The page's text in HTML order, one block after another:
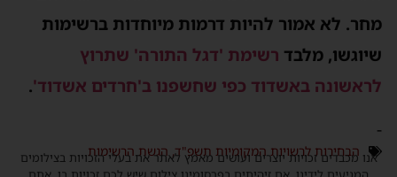
מחר. לא אמור להיות דרמות מיוחדות ברשימות
שיוגשו, מלבד רשימת 'דגל התורה' שתרוץ
לראשונה באשדוד כפי שחשפנו ב'חרדים אשדוד'.
-
הבחירות לרשויות המקומיות תשפ"ד,הגשת הרשימות
אנו מכבדים זכויות יוצרים ועושים מאמץ לאתר את בעלי הזכויות בצילומים